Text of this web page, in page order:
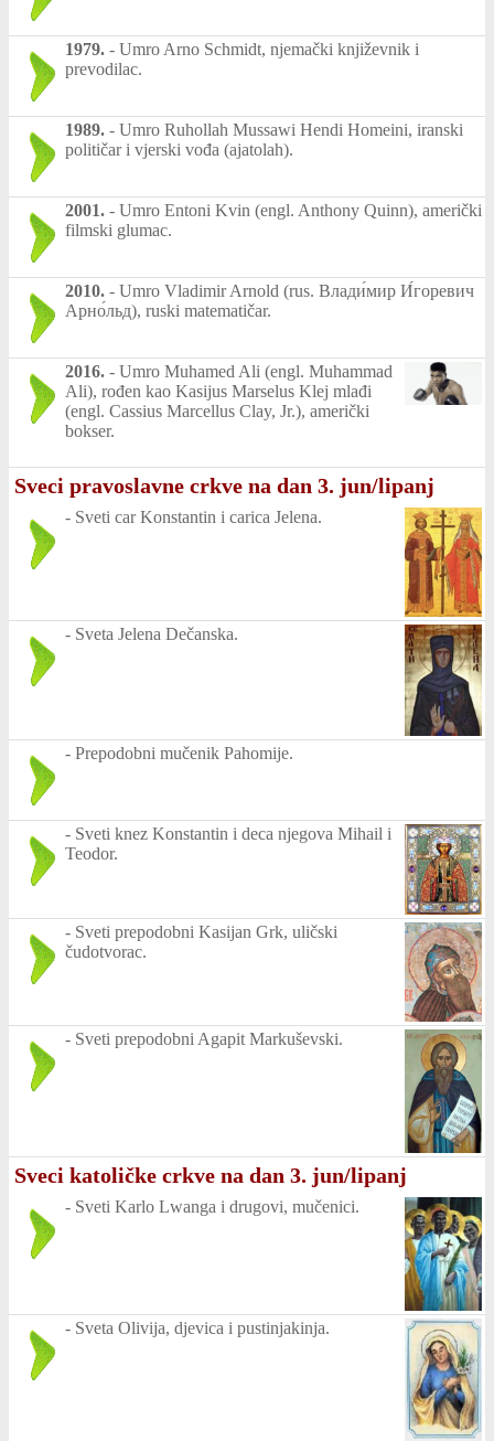
1979. - Umro Arno Schmidt, njemački književnik i
prevodilac.
1989. - Umro Ruhollah Mussawi Hendi Homeini, iranski
političar i vjerski vođa (ajatolah).
2001. - Umro Entoni Kvin (engl. Anthony Quinn), američki
filmski glumac.
2010. - Umro Vladimir Arnold (rus. Влади́мир И́горевич
Арно́льд), ruski matematičar.
2016. - Umro Muhamed Ali (engl. Muhammad
Ali), rođen kao Kasijus Marselus Klej mlađi
(engl. Cassius Marcellus Clay, Jr.), američki
bokser.
Sveci pravoslavne crkve na dan 3. jun/lipanj
- Sveti car Konstantin i carica Jelena.
- Sveta Jelena Dečanska.
- Prepodobni mučenik Pahomije.
- Sveti knez Konstantin i deca njegova Mihail i
Teodor.
- Sveti prepodobni Kasijan Grk, uličski
čudotvorac.
- Sveti prepodobni Agapit Markuševski.
Sveci katoličke crkve na dan 3. jun/lipanj
- Sveti Karlo Lwanga i drugovi, mučenici.
- Sveta Olivija, djevica i pustinjakinja.